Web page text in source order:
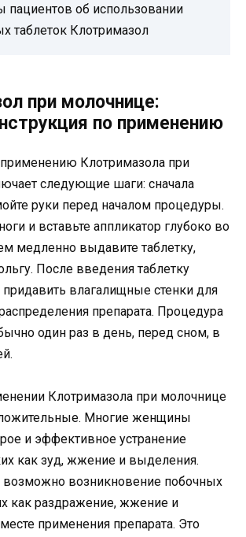
пациентов об использовании
таблеток Клотримазол
при молочнице:
по применению
Клотримазола при
следующие шаги: сначала
руки перед началом процедуры.
и вставьте аппликатор глубоко во
медленно выдавите таблетку,
После введения таблетку
влагалищные стенки для
препарата. Процедура
один раз в день, перед сном, в
Клотримазола при молочнице
Многие женщины
и эффективное устранение
как зуд, жжение и выделения.
возможно возникновение побочных
как раздражение, жжение и
применения препарата. Это